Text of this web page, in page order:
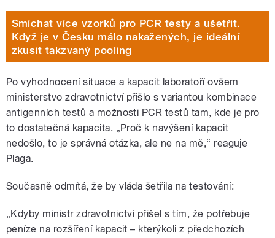
Smíchat více vzorků pro PCR testy a ušetřit.
Když je v Česku málo nakažených, je ideální
zkusit takzvaný pooling
Po vyhodnocení situace a kapacit laboratoří ovšem
ministerstvo zdravotnictví přišlo s variantou kombinace
antigenních testů a možnosti PCR testů tam, kde je pro
to dostatečná kapacita. „Proč k navýšení kapacit
nedošlo, to je správná otázka, ale ne na mě,“ reaguje
Plaga.
Současně odmítá, že by vláda šetřila na testování:
„Kdyby ministr zdravotnictví přišel s tím, že potřebuje
peníze na rozšíření kapacit – kterýkoli z předchozích